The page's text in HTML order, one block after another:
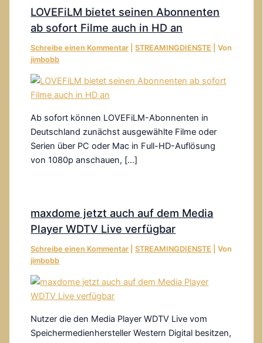
LOVEFiLM bietet seinen Abonnenten
ab sofort Filme auch in HD an
Schreibe einen Kommentar |STREAMINGDIENSTE | Von
jimbobb
Ab sofort können LOVEFiLM-Abonnenten in
Deutschland zunächst ausgewählte Filme oder
Serien über PC oder Mac in Full-HD-Auflösung
von 1080p anschauen, […]
maxdome jetzt auch auf dem Media
Player WDTV Live verfügbar
Schreibe einen Kommentar |STREAMINGDIENSTE | Von
jimbobb
Nutzer die den Media Player WDTV Live vom
Speichermedienhersteller Western Digital besitzen,